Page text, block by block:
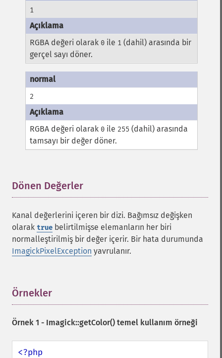
1
RGBA değeri olarak 0 ile 1 (dahil) arasında bir
gerçel sayı döner.
2
RGBA değeri olarak 0 ile 255 (dahil) arasında
tamsayı bir değer döner.
Dönen Değerler
Kanal değerlerini içeren bir dizi. Bağımsız değişken
olarak true belirtilmişse elemanların her biri
normalleştirilmiş bir değer içerir. Bir hata durumunda
ImagickPixelException yavrulanır.
Örnekler
Örnek 1 - Imagick::getColor() temel kullanım örneği
<?php